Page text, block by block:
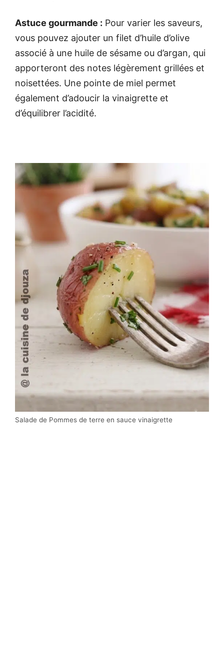
Astuce gourmande : Pour varier les saveurs,
vous pouvez ajouter un filet d’huile d’olive
associé à une huile de sésame ou d’argan, qui
apporteront des notes légèrement grillées et
noisettées. Une pointe de miel permet
également d’adoucir la vinaigrette et
d’équilibrer l’acidité.
Salade de Pommes de terre en sauce vinaigrette